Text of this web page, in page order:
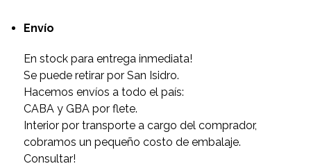
Envío
En stock para entrega inmediata!
Se puede retirar por San Isidro.
Hacemos envíos a todo el país:
CABA y GBA por flete.
Interior por transporte a cargo del comprador,
cobramos un pequeño costo de embalaje.
Consultar!